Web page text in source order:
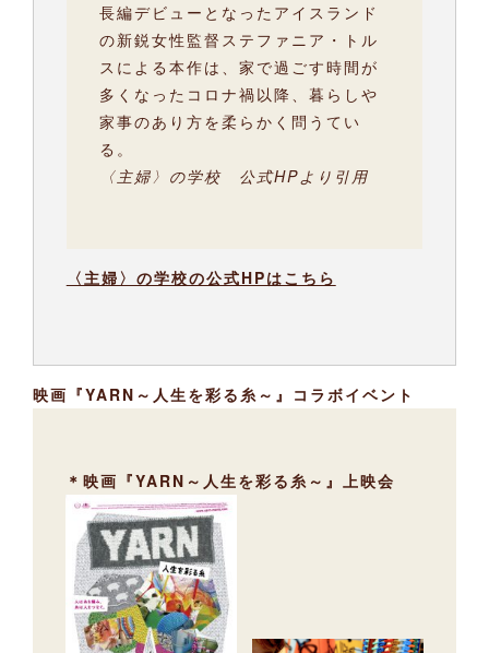
長編デビューとなったアイスランド
の新鋭女性監督ステファニア・トル
スによる本作は、家で過ごす時間が
多くなったコロナ禍以降、暮らしや
家事のあり方を柔らかく問うてい
る。
〈主婦〉の学校 公式HPより引用
〈主婦〉の学校の公式HPはこちら
映画『YARN～人生を彩る糸～』コラボイベント
＊映画『YARN～人生を彩る糸～』上映会